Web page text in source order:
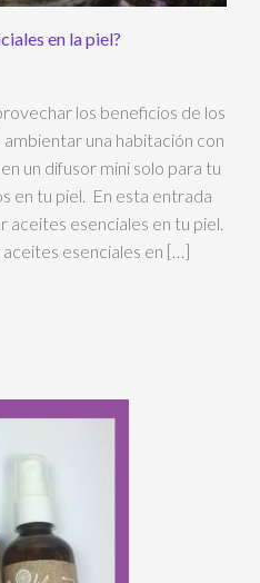
en la piel?
los beneficios de los
una habitación con
un difusor mini solo para tu
en tu piel. En esta entrada
aceites esenciales en tu piel.
esenciales en […]